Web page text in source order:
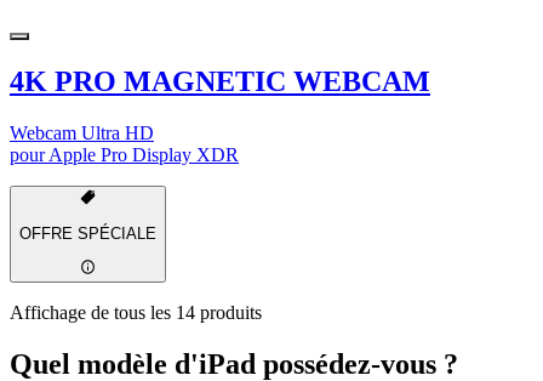
4K PRO MAGNETIC WEBCAM
Webcam Ultra HD
pour Apple Pro Display XDR
OFFRE SPÉCIALE
Affichage de tous les 14 produits
Quel modèle d'iPad possédez-vous ?